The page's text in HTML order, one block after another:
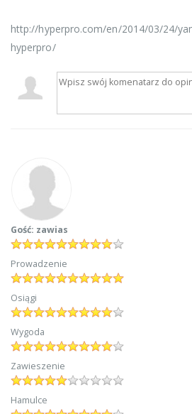
http://hyperpro.com/en/2014/03/24/
hyperpro/
Gość: zawias
Prowadzenie
Osiągi
Wygoda
Zawieszenie
Hamulce